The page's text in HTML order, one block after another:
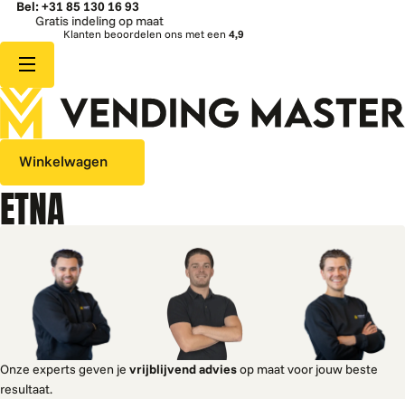
Bel: +31 85 130 16 93
Gratis indeling op maat
Klanten beoordelen ons met een 4,9
Winkelwagen
ETNA
Onze experts geven je vrijblijvend adviesop maat voor jouw beste
resultaat.